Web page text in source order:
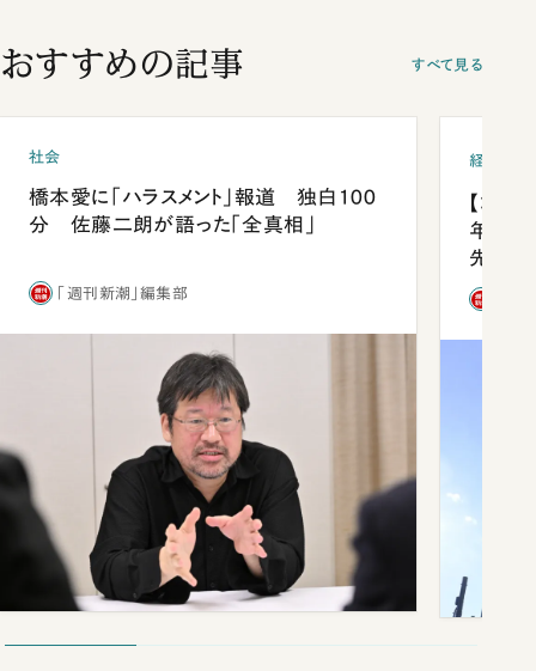
おすすめの記事 すべて見る
社会
橋本愛に「ハラスメント」報道 独白100
分 佐藤二朗が語った「全真相」
「週刊新潮」編集部
経済・ビ
【コン
年会は
先1位